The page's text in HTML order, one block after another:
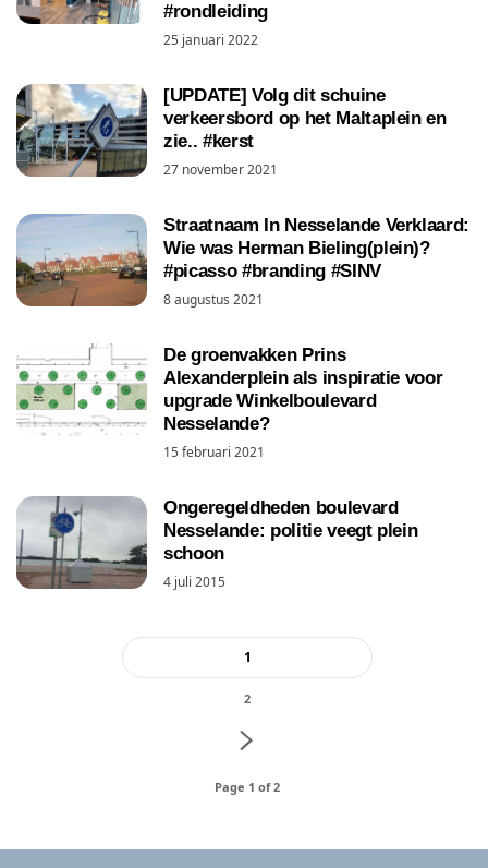
#rondleiding
25 januari 2022
[UPDATE] Volg dit schuine
verkeersbord op het Maltaplein en
zie.. #kerst
27 november 2021
Straatnaam In Nesselande Verklaard:
Wie was Herman Bieling(plein)?
#picasso #branding #SINV
8 augustus 2021
De groenvakken Prins
Alexanderplein als inspiratie voor
upgrade Winkelboulevard
Nesselande?
15 februari 2021
Ongeregeldheden boulevard
Nesselande: politie veegt plein
schoon
4 juli 2015
1
2
Page 1 of 2